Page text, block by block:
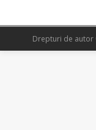
Drepturi de autor